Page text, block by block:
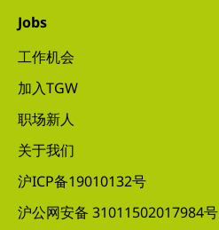
Jobs
工作机会
加入TGW
职场新人
关于我们
沪ICP备19010132号
沪公网安备 31011502017984号